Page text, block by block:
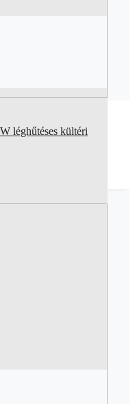
léghűtéses kültéri